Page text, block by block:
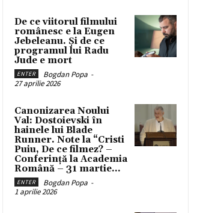
De ce viitorul filmului
românesc e la Eugen
Jebeleanu. Și de ce
programul lui Radu
Jude e mort
ENTER Bogdan Popa -
27 aprilie 2026
Canonizarea Noului
Val: Dostoievski în
hainele lui Blade
Runner. Note la “Cristi
Puiu, De ce filmez? –
Conferință la Academia
Română – 31 martie...
ENTER Bogdan Popa -
1 aprilie 2026